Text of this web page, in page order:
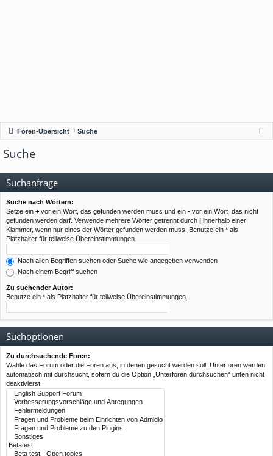
Foren-Übersicht Suche
Suche
Suchanfrage
Suche nach Wörtern:
Setze ein + vor ein Wort, das gefunden werden muss und ein - vor ein Wort, das nicht
gefunden werden darf. Verwende mehrere Wörter getrennt durch | innerhalb einer
Klammer, wenn nur eines der Wörter gefunden werden muss. Benutze ein * als
Platzhalter für teilweise Übereinstimmungen.
Nach allen Begriffen suchen oder Suche wie angegeben verwenden
Nach einem Begriff suchen
Zu suchender Autor:
Benutze ein * als Platzhalter für teilweise Übereinstimmungen.
Suchoptionen
Zu durchsuchende Foren:
Wähle das Forum oder die Foren aus, in denen gesucht werden soll. Unterforen werden
automatisch mit durchsucht, sofern du die Option „Unterforen durchsuchen“ unten nicht
deaktivierst.